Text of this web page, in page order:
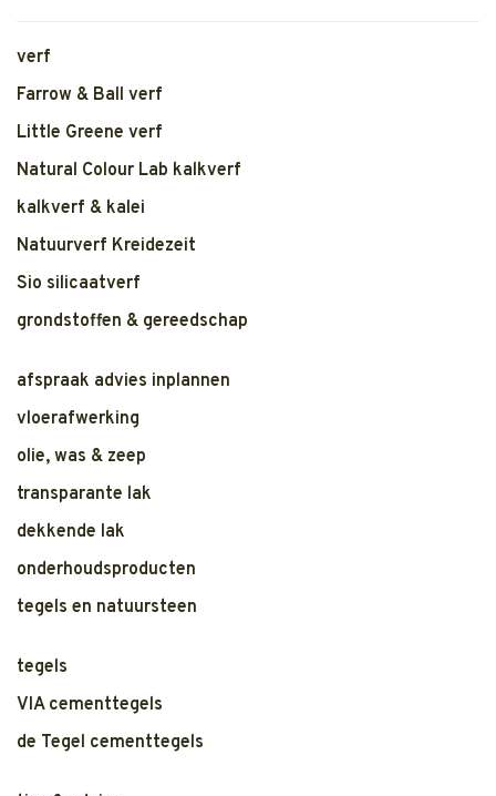
verf
Farrow & Ball verf
Little Greene verf
Natural Colour Lab kalkverf
kalkverf & kalei
Natuurverf Kreidezeit
Sio silicaatverf
grondstoffen & gereedschap
afspraak advies inplannen
vloerafwerking
olie, was & zeep
transparante lak
dekkende lak
onderhoudsproducten
tegels en natuursteen
tegels
VIA cementtegels
de Tegel cementtegels